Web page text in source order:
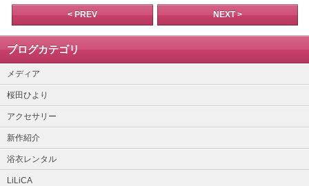
< PREV NEXT >
ブログカテゴリ
メディア
桜田ひより
アクセサリー
新作紹介
浴衣レンタル
LiLiCA